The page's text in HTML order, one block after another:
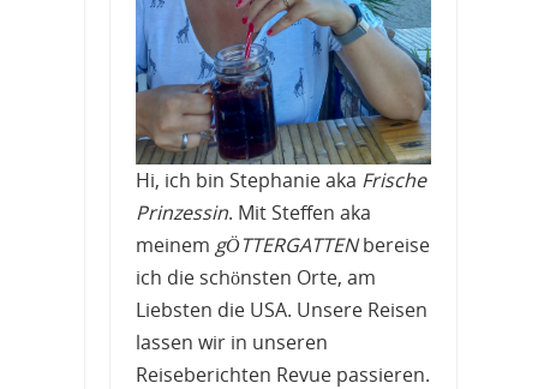
Hi, ich bin Stephanie aka Frische
Prinzessin. Mit Steffen aka
meinem gÖTTERGATTENbereise
ich die schönsten Orte, am
Liebsten die USA. Unsere Reisen
lassen wir in unseren
Reiseberichten Revue passieren.